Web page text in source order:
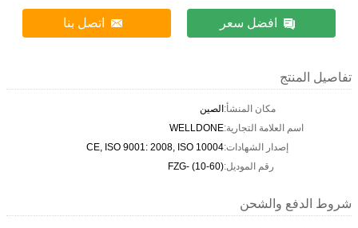
افضل سعر اتصل بنا
تفاصيل المنتج
مكان المنشأ:الصين
اسم العلامة التجارية:WELLDONE
إصدار الشهادات:CE, ISO 9001: 2008, ISO 10004
رقم الموديل:FZG- (10-60)
شروط الدفع والشحن